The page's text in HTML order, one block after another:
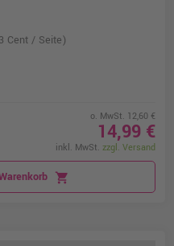
Cent / Seite)
o. MwSt. 12,60 €
14,99 €
inkl. MwSt. zzgl. Versand
shopping_cart